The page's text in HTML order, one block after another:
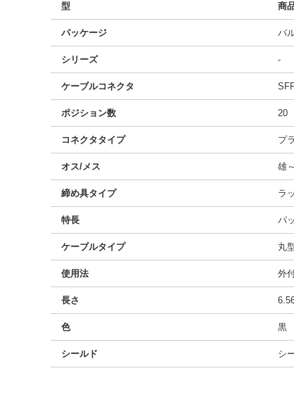
型 商
パッケージ バ
シリーズ -
ケーブルコネクタ
ポジション数 20
コネクタタイプ プ
オス/メス 雄
締め具タイプ ラ
特長 パ
ケーブルタイプ 丸
使用法 外
長さ
色 黒
シールド シ